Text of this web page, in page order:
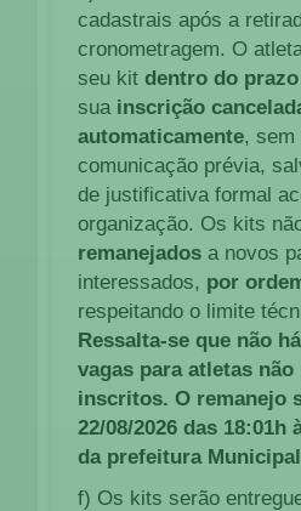
cadastrais após a
cronometragem. O
seu kit dentro do
sua inscrição
automaticamente, sem
comunicação prévia,
de justificativa formal
organização. Os kits
remanejados a novos
interessados, por
respeitando o limite
Ressalta-se que não
vagas para atletas
inscritos. O remanejo
22/08/2026 das 18:01h
da prefeitura
f) Os kits serão